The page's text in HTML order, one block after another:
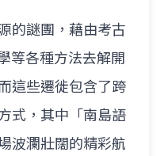
的謎團，藉由考古
等各種方法去解開
這些遷徙包含了跨
式，其中「南島語
波瀾壯闊的精彩航